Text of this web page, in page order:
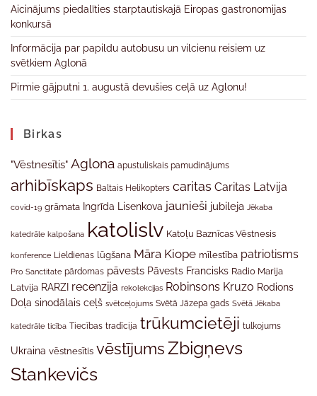
Aicinājums piedalīties starptautiskajā Eiropas gastronomijas
konkursā
Informācija par papildu autobusu un vilcienu reisiem uz
svētkiem Aglonā
Pirmie gājputni 1. augustā devušies ceļā uz Aglonu!
Birkas
"Vēstnesītis" Aglona apustuliskais pamudinājums
arhibīskaps Baltais Helikopters caritas Caritas Latvija
covid-19 grāmata Ingrīda Lisenkova jaunieši jubileja Jēkaba
katedrāle kalpošana katolislv Katoļu Baznīcas Vēstnesis
konference Lieldienas lūgšana Māra Kiope mīlestība patriotisms
Pro Sanctitate pārdomas pāvests Pāvests Francisks Radio Marija
Latvija RARZI recenzija rekolekcijas Robinsons Kruzo Rodions
Doļa sinodālais ceļš svētceļojums Svētā Jāzepa gads Svētā Jēkaba
katedrāle ticība Tiecības tradīcija trūkumcietēji tulkojums
Ukraina vēstnesītis vēstījumsZbigņevs
Stankevičs